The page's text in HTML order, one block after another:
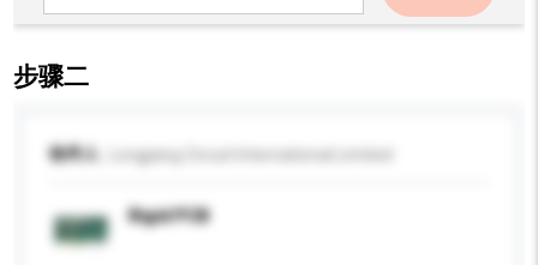
步骤二
收件人 Longjiang Circuit International Limited
Rigid PCB